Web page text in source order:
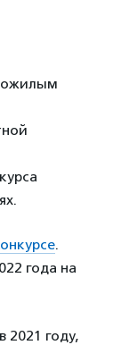
.
года на
2021 году,